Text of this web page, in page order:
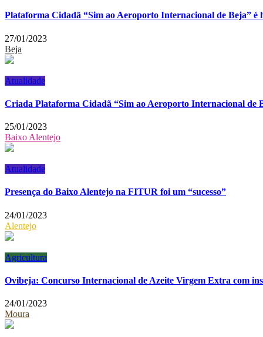
Plataforma Cidadã “Sim ao Aeroporto Internacional de Beja” é
27/01/2023
Beja
Atualidade
Criada Plataforma Cidadã “Sim ao Aeroporto Internacional de
25/01/2023
Baixo Alentejo
Atualidade
Presença do Baixo Alentejo na FITUR foi um “sucesso”
24/01/2023
Alentejo
Agricultura
Ovibeja: Concurso Internacional de Azeite Virgem Extra com
24/01/2023
Moura